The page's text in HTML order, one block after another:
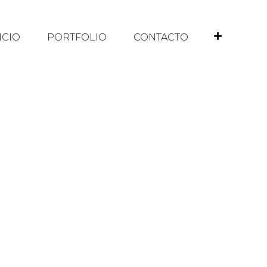
PORTFOLIO CONTACTO